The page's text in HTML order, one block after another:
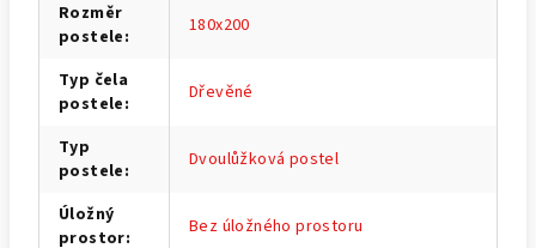
Rozměr
postele: 180x200
Typ čela
postele: Dřevěné
Typ
postele: Dvoulůžková postel
Úložný
prostor: Bez úložného prostoru